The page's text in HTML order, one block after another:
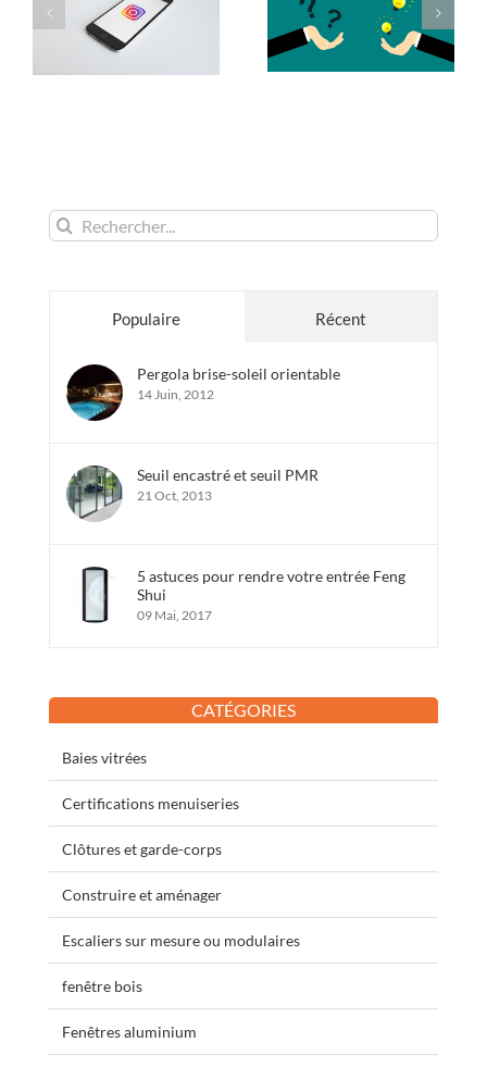
Rechercher:
Populaire Récent
Pergola brise-soleil orientable
14 Juin, 2012
Seuil encastré et seuil PMR
21 Oct, 2013
5 astuces pour rendre votre entrée Feng
Shui
09 Mai, 2017
CATÉGORIES
Baies vitrées
Certifications menuiseries
Clôtures et garde-corps
Construire et aménager
Escaliers sur mesure ou modulaires
fenêtre bois
Fenêtres aluminium